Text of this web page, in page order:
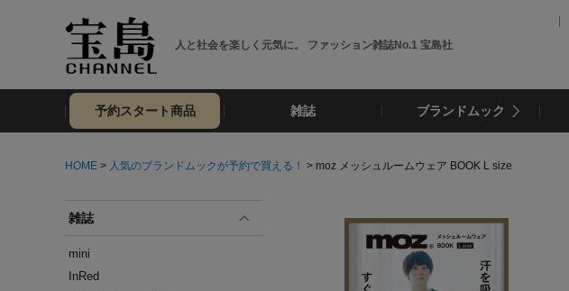
人と社会を楽しく元気に。 ファッション雑誌No.1 宝島社
予約スタート商品 雑誌 ブランドムック
HOME > 人気のブランドムックが予約で買える！ > moz メッシュルームウェア BOOK L size
雑誌
mini
InRed